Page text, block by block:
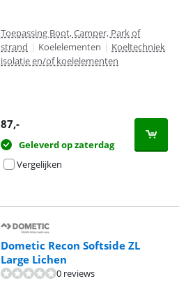
Toepassing Boot, Camper, Park of
strand | Koelelementen | Koeltechniek
isolatie en/of koelelementen
87,-
Geleverd op zaterdag
Vergelijken
Dometic Recon Softside ZL
Large Lichen
0 reviews